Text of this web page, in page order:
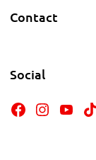
Contact
Social